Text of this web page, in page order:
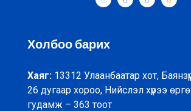
Холбоо барих
Хаяг: 13312 Улаанбаатар хот,
26 дугаар хороо, Нийслэл хүрээ
гудамж – 363 тоот